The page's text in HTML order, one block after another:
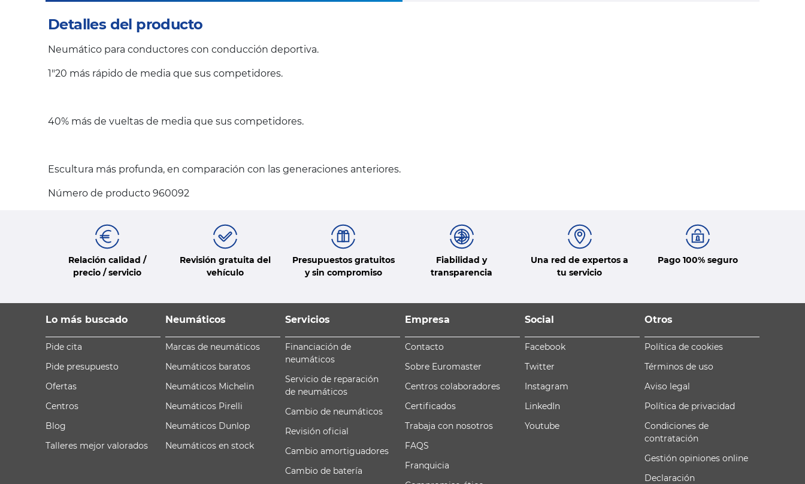
Detalles del producto
Neumático para conductores con conducción deportiva.
1"20 más rápido de media que sus competidores.
40% más de vueltas de media que sus competidores.
Escultura más profunda, en comparación con las generaciones anteriores.
Número de producto 960092
Relación calidad /
precio / servicio
Revisión gratuita del
vehículo
Presupuestos gratuitos
y sin compromiso
Fiabilidad y
transparencia
Una red de expertos a
tu servicio
Pago 100% seguro
Lo más buscado
Pide cita
Pide presupuesto
Ofertas
Centros
Blog
Talleres mejor valorados
Neumáticos
Marcas de neumáticos
Neumáticos baratos
Neumáticos Michelin
Neumáticos Pirelli
Neumáticos Dunlop
Neumáticos en stock
Servicios
Financiación de
neumáticos
Servicio de reparación
de neumáticos
Cambio de neumáticos
Revisión oficial
Cambio amortiguadores
Cambio de batería
Empresa
Contacto
Sobre Euromaster
Centros colaboradores
Certificados
Trabaja con nosotros
FAQS
Franquicia
Social
Facebook
Twitter
Instagram
LinkedIn
Youtube
Otros
Política de cookies
Términos de uso
Aviso legal
Política de privacidad
Condiciones de
contratación
Gestión opiniones online
Declaración